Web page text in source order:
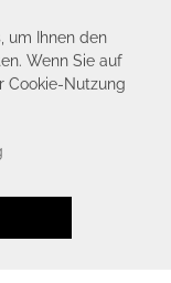
um Ihnen den
Wenn Sie auf
Cookie-Nutzung